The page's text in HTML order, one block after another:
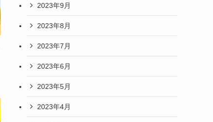
2023年9月
2023年8月
2023年7月
2023年6月
2023年5月
2023年4月